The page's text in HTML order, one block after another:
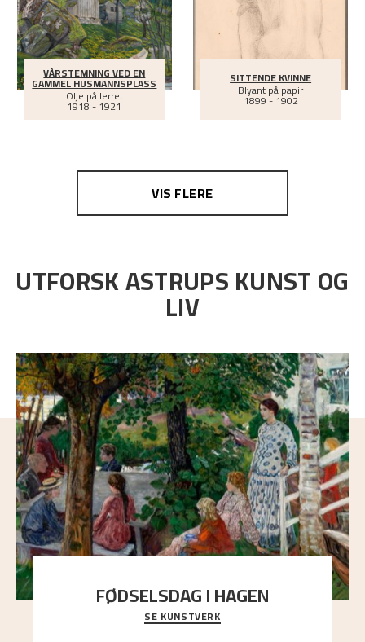
VÅRSTEMNING VED EN
GAMMEL HUSMANNSPLASS
Olje på lerret
1918 - 1921
SITTENDE KVINNE
Blyant på papir
1899 - 1902
VIS FLERE
UTFORSK ASTRUPS KUNST OG
LIV
FØDSELSDAG I HAGEN
En gruppe mennesker er samlet under de store
trekronene i prestegårdshagen...
SE KUNSTVERK